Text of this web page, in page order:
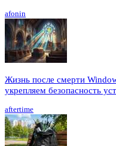
afonin
Жизнь после смерти
укрепляем безопасность
aftertime